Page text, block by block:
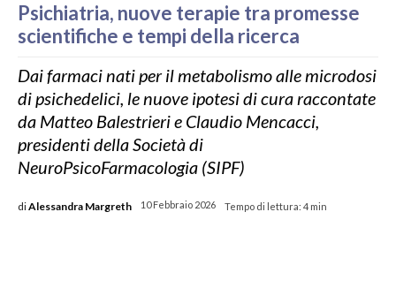
Psichiatria, nuove terapie tra promesse
scientifiche e tempi della ricerca
Dai farmaci nati per il metabolismo alle microdosi
di psichedelici, le nuove ipotesi di cura raccontate
da Matteo Balestrieri e Claudio Mencacci,
presidenti della Società di
NeuroPsicoFarmacologia (SIPF)
diAlessandra Margreth 10 Febbraio 2026 Tempo di lettura: 4 min